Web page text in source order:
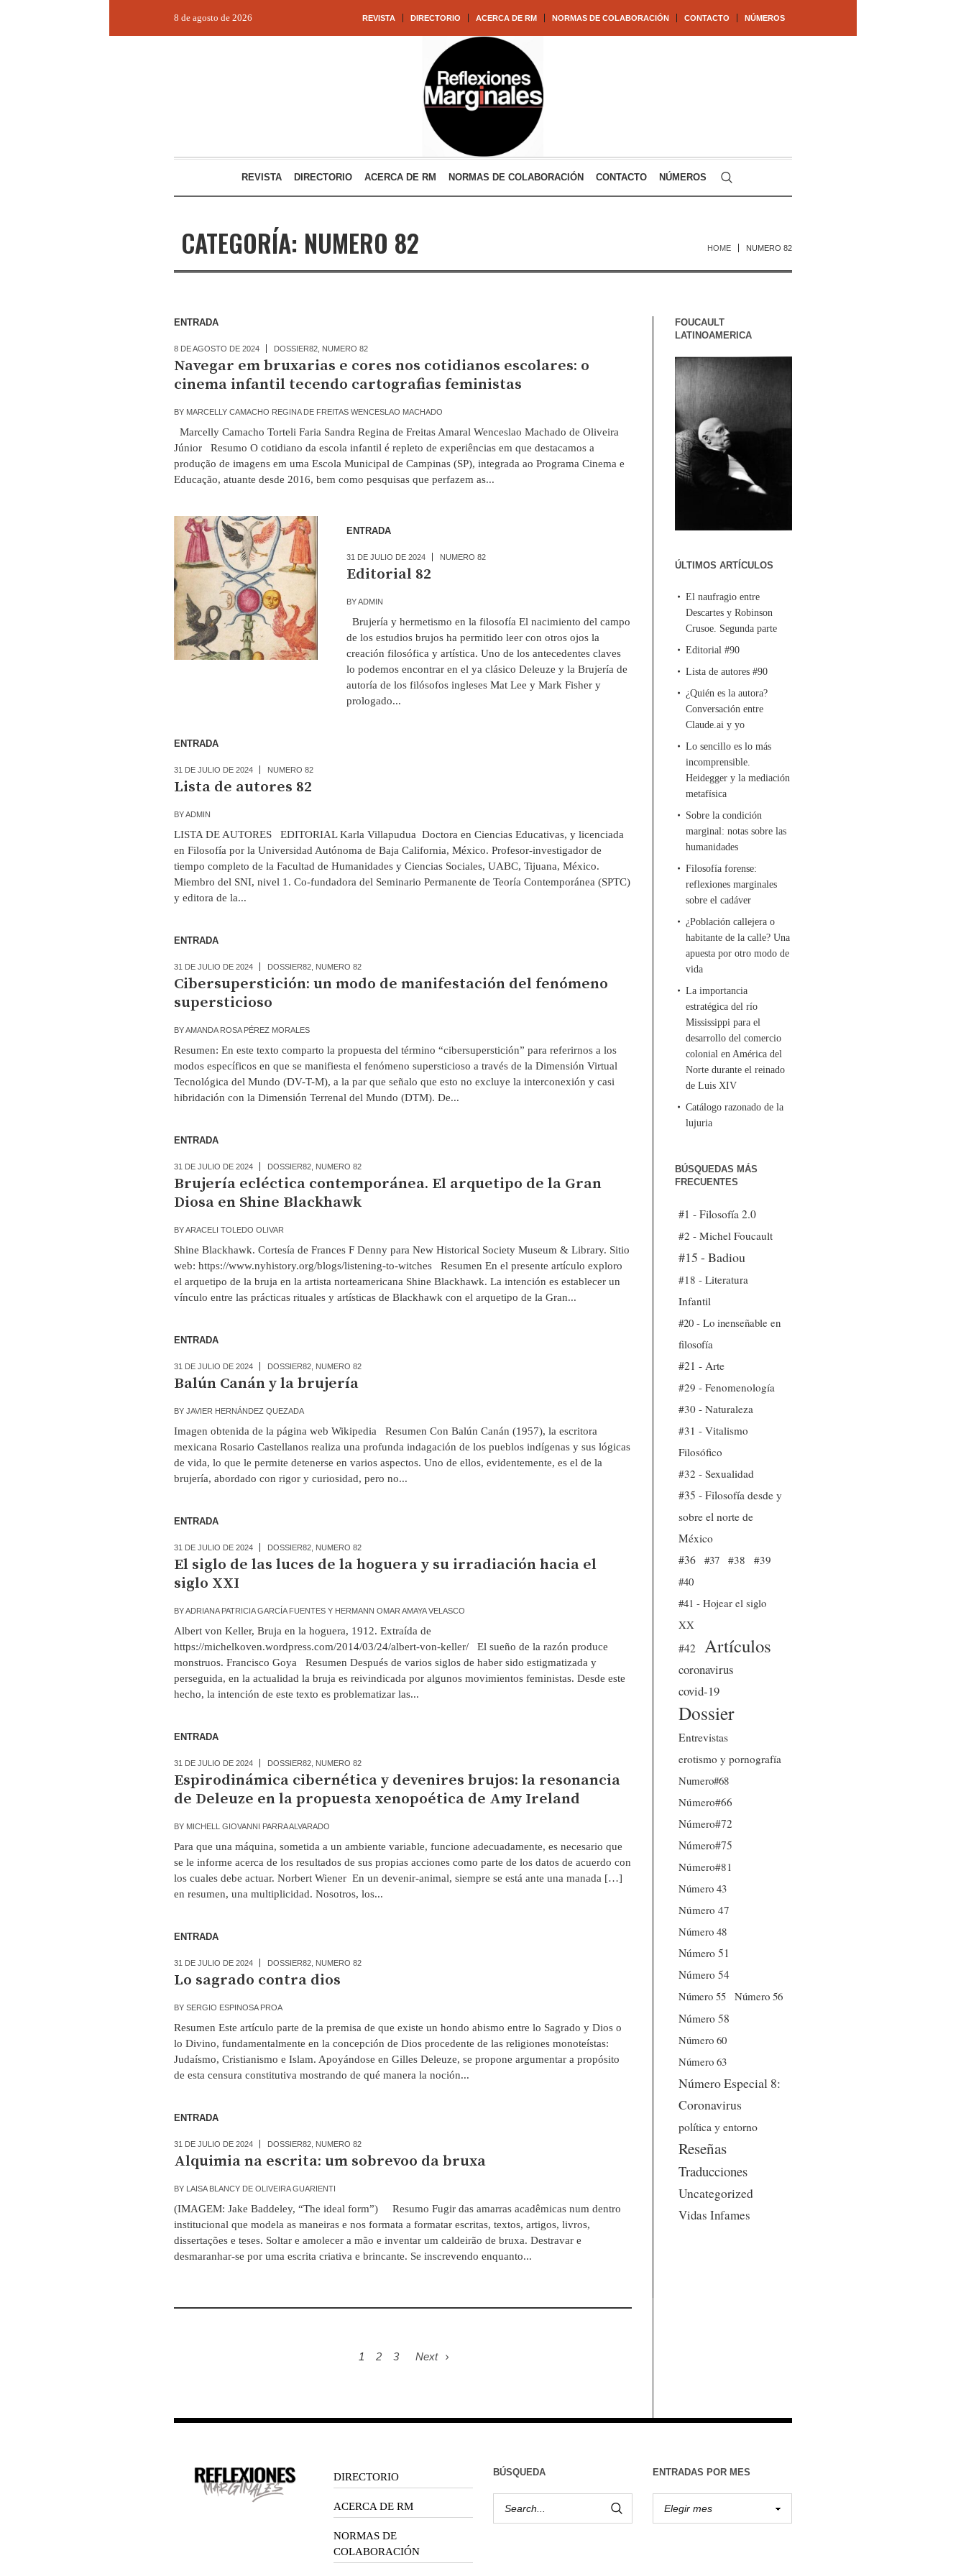
REVISTA DIRECTORIO ACERCA DE RM NORMAS DE COLABORACIÓN CONTACTO NÚMEROS
8 de agosto de 2026
REVISTA DIRECTORIO ACERCA DE RM NORMAS DE COLABORACIÓN CONTACTO NÚMEROS
CATEGORÍA: NUMERO 82 HOME NUMERO 82
ENTRADA
8 DE AGOSTO DE 2024 DOSSIER82 NUMERO 82
Navegar em bruxarias e cores nos cotidianos escolares: o
cinema infantil tecendo cartografias feministas
BY MARCELLY CAMACHO REGINA DE FREITAS WENCESLAO MACHADO
Marcelly Camacho Torteli Faria Sandra Regina de Freitas Amaral Wenceslao Machado de Oliveira
Júnior Resumo O cotidiano da escola infantil é repleto de experiências em que destacamos a
produção de imagens em uma Escola Municipal de Campinas (SP), integrada ao Programa Cinema e
Educação, atuante desde 2016, bem como pesquisas que perfazem as...
ENTRADA
31 DE JULIO DE 2024 NUMERO 82
Editorial 82
BYADMIN
Brujería y hermetismo en la filosofía El nacimiento del campo
de los estudios brujos ha permitido leer con otros ojos la
creación filosófica y artística. Uno de los antecedentes claves
lo podemos encontrar en el ya clásico Deleuze y la Brujería de
autoría de los filósofos ingleses Mat Lee y Mark Fisher y
prologado...
ENTRADA
31 DE JULIO DE 2024 NUMERO 82
Lista de autores 82
BYADMIN
LISTA DE AUTORES EDITORIAL Karla Villapudua Doctora en Ciencias Educativas, y licenciada
en Filosofía por la Universidad Autónoma de Baja California, México. Profesor-investigador de
tiempo completo de la Facultad de Humanidades y Ciencias Sociales, UABC, Tijuana, México.
Miembro del SNI, nivel 1. Co-fundadora del Seminario Permanente de Teoría Contemporánea (SPTC)
y editora de la...
ENTRADA
31 DE JULIO DE 2024 DOSSIER82 NUMERO 82
Cibersuperstición: un modo de manifestación del fenómeno
supersticioso
BYAMANDA ROSA PÉREZ MORALES
Resumen: En este texto comparto la propuesta del término “cibersuperstición” para referirnos a los
modos específicos en que se manifiesta el fenómeno supersticioso a través de la Dimensión Virtual
Tecnológica del Mundo (DV-T-M), a la par que señalo que esto no excluye la interconexión y casi
hibridación con la Dimensión Terrenal del Mundo (DTM). De...
ENTRADA
31 DE JULIO DE 2024 DOSSIER82 NUMERO 82
Brujería ecléctica contemporánea. El arquetipo de la Gran
Diosa en Shine Blackhawk
BYARACELI TOLEDO OLIVAR
Shine Blackhawk. Cortesía de Frances F Denny para New Historical Society Museum & Library. Sitio
web: https://www.nyhistory.org/blogs/listening-to-witches Resumen En el presente artículo exploro
el arquetipo de la bruja en la artista norteamericana Shine Blackhawk. La intención es establecer un
vínculo entre las prácticas rituales y artísticas de Blackhawk con el arquetipo de la Gran...
ENTRADA
31 DE JULIO DE 2024 DOSSIER82 NUMERO 82
Balún Canán y la brujería
BY JAVIER HERNÁNDEZ QUEZADA
Imagen obtenida de la página web Wikipedia Resumen Con Balún Canán (1957), la escritora
mexicana Rosario Castellanos realiza una profunda indagación de los pueblos indígenas y sus lógicas
de vida, lo que le permite detenerse en varios aspectos. Uno de ellos, evidentemente, es el de la
brujería, abordado con rigor y curiosidad, pero no...
ENTRADA
31 DE JULIO DE 2024 DOSSIER82 NUMERO 82
El siglo de las luces de la hoguera y su irradiación hacia el
siglo XXI
BYADRIANA PATRICIA GARCÍA FUENTES Y HERMANN OMAR AMAYA VELASCO
Albert von Keller, Bruja en la hoguera, 1912. Extraída de
https://michelkoven.wordpress.com/2014/03/24/albert-von-keller/ El sueño de la razón produce
monstruos. Francisco Goya Resumen Después de varios siglos de haber sido estigmatizada y
perseguida, en la actualidad la bruja es reivindicada por algunos movimientos feministas. Desde este
hecho, la intención de este texto es problematizar las...
ENTRADA
31 DE JULIO DE 2024 DOSSIER82 NUMERO 82
Espirodinámica cibernética y devenires brujos: la resonancia
de Deleuze en la propuesta xenopoética de Amy Ireland
BY MICHELL GIOVANNI PARRA ALVARADO
Para que una máquina, sometida a un ambiente variable, funcione adecuadamente, es necesario que
se le informe acerca de los resultados de sus propias acciones como parte de los datos de acuerdo con
los cuales debe actuar. Norbert Wiener En un devenir-animal, siempre se está ante una manada […]
en resumen, una multiplicidad. Nosotros, los...
ENTRADA
31 DE JULIO DE 2024 DOSSIER82 NUMERO 82
Lo sagrado contra dios
BY SERGIO ESPINOSA PROA
Resumen Este artículo parte de la premisa de que existe un hondo abismo entre lo Sagrado y Dios o
lo Divino, fundamentalmente en la concepción de Dios procedente de las religiones monoteístas:
Judaísmo, Cristianismo e Islam. Apoyándose en Gilles Deleuze, se propone argumentar a propósito
de esta censura constitutiva mostrando de qué manera la noción...
ENTRADA
31 DE JULIO DE 2024 DOSSIER82 NUMERO 82
Alquimia na escrita: um sobrevoo da bruxa
BY LAISA BLANCY DE OLIVEIRA GUARIENTI
(IMAGEM: Jake Baddeley, “The ideal form”) Resumo Fugir das amarras acadêmicas num dentro
institucional que modela as maneiras e nos formata a formatar escritas, textos, artigos, livros,
dissertações e teses. Soltar e amolecer a mão e inventar um caldeirão de bruxa. Destravar e
desmaranhar-se por uma escrita criativa e brincante. Se inscrevendo enquanto...
1 2 3 Next
FOUCAULT
LATINOAMERICA
ÚLTIMOS ARTÍCULOS
El naufragio entre
Descartes y Robinson
Crusoe. Segunda parte
Editorial #90
Lista de autores #90
¿Quién es la autora?
Conversación entre
Claude.ai y yo
Lo sencillo es lo más
incomprensible.
Heidegger y la mediación
metafísica
Sobre la condición
marginal: notas sobre las
humanidades
Filosofía forense:
reflexiones marginales
sobre el cadáver
¿Población callejera o
habitante de la calle? Una
apuesta por otro modo de
vida
La importancia
estratégica del río
Mississippi para el
desarrollo del comercio
colonial en América del
Norte durante el reinado
de Luis XIV
Catálogo razonado de la
lujuria
BÚSQUEDAS MÁS
FRECUENTES
#1 - Filosofía 2.0
#2 - Michel Foucault
#15 - Badiou
#18 - Literatura
Infantil
#20 - Lo inenseñable en
filosofía
#21 - Arte
#29 - Fenomenología
#30 - Naturaleza
#31 - Vitalismo
Filosófico
#32 - Sexualidad
#35 - Filosofía desde y
sobre el norte de
México
#36
#37 #38
#39
#40
#41 - Hojear el siglo
XX
#42
Artículos
coronavirus
covid-19
Dossier
Entrevistas
erotismo y pornografía
Numero#68
Número#66
Número#72
Número#75
Número#81
Número 43
Número 47
Número 48
Número 51
Número 54
Número 55
Número 56
Número 58
Número 60
Número 63
Número Especial 8:
Coronavirus
política y entorno
Reseñas
Traducciones
Uncategorized
Vidas Infames
DIRECTORIO
ACERCA DE RM
NORMAS DE
COLABORACIÓN
BÚSQUEDA ENTRADAS POR MES